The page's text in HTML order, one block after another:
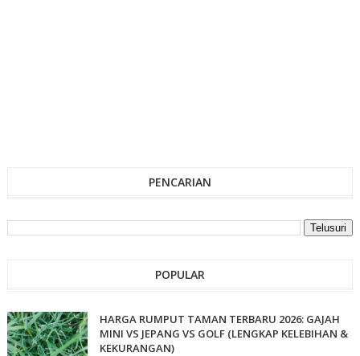
PENCARIAN
POPULAR
HARGA RUMPUT TAMAN TERBARU 2026: GAJAH
MINI VS JEPANG VS GOLF (LENGKAP KELEBIHAN &
KEKURANGAN)